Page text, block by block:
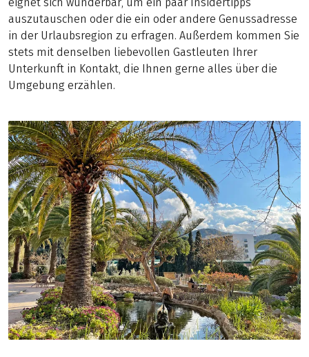
auszutauschen oder die ein oder andere Genussadresse
in der Urlaubsregion zu erfragen. Außerdem kommen Sie
stets mit denselben liebevollen Gastleuten Ihrer
Unterkunft in Kontakt, die Ihnen gerne alles über die
Umgebung erzählen.